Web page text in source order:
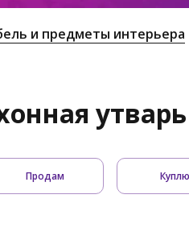
и предметы интерьера
Продам